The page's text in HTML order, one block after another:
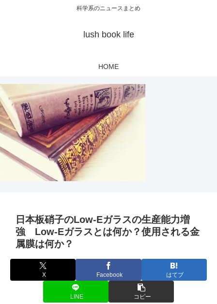
科学系のニュースまとめ
lush book life
HOME
日本板硝子のLow-Eガラスの生産能力増
強 Low-Eガラスとは何か？使用される金
属膜は何か？
X Facebook はてブ
LINE コピー